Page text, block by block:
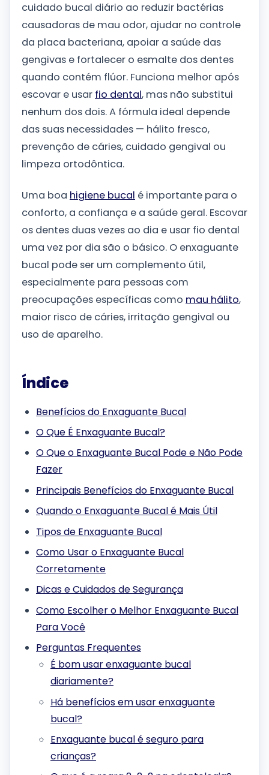
cuidado bucal diário ao reduzir bactérias
causadoras de mau odor, ajudar no controle
da placa bacteriana, apoiar a saúde das
gengivas e fortalecer o esmalte dos dentes
quando contém flúor. Funciona melhor após
escovar e usar fio dental, mas não substitui
nenhum dos dois. A fórmula ideal depende
das suas necessidades — hálito fresco,
prevenção de cáries, cuidado gengival ou
limpeza ortodôntica.
Uma boa higiene bucal é importante para o
conforto, a confiança e a saúde geral. Escovar
os dentes duas vezes ao dia e usar fio dental
uma vez por dia são o básico. O enxaguante
bucal pode ser um complemento útil,
especialmente para pessoas com
preocupações específicas como mau hálito,
maior risco de cáries, irritação gengival ou
uso de aparelho.
Índice
Benefícios do Enxaguante Bucal
O Que É Enxaguante Bucal?
O Que o Enxaguante Bucal Pode e Não Pode
Fazer
Principais Benefícios do Enxaguante Bucal
Quando o Enxaguante Bucal é Mais Útil
Tipos de Enxaguante Bucal
Como Usar o Enxaguante Bucal
Corretamente
Dicas e Cuidados de Segurança
Como Escolher o Melhor Enxaguante Bucal
Para Você
Perguntas Frequentes
É bom usar enxaguante bucal
diariamente?
Há benefícios em usar enxaguante
bucal?
Enxaguante bucal é seguro para
crianças?